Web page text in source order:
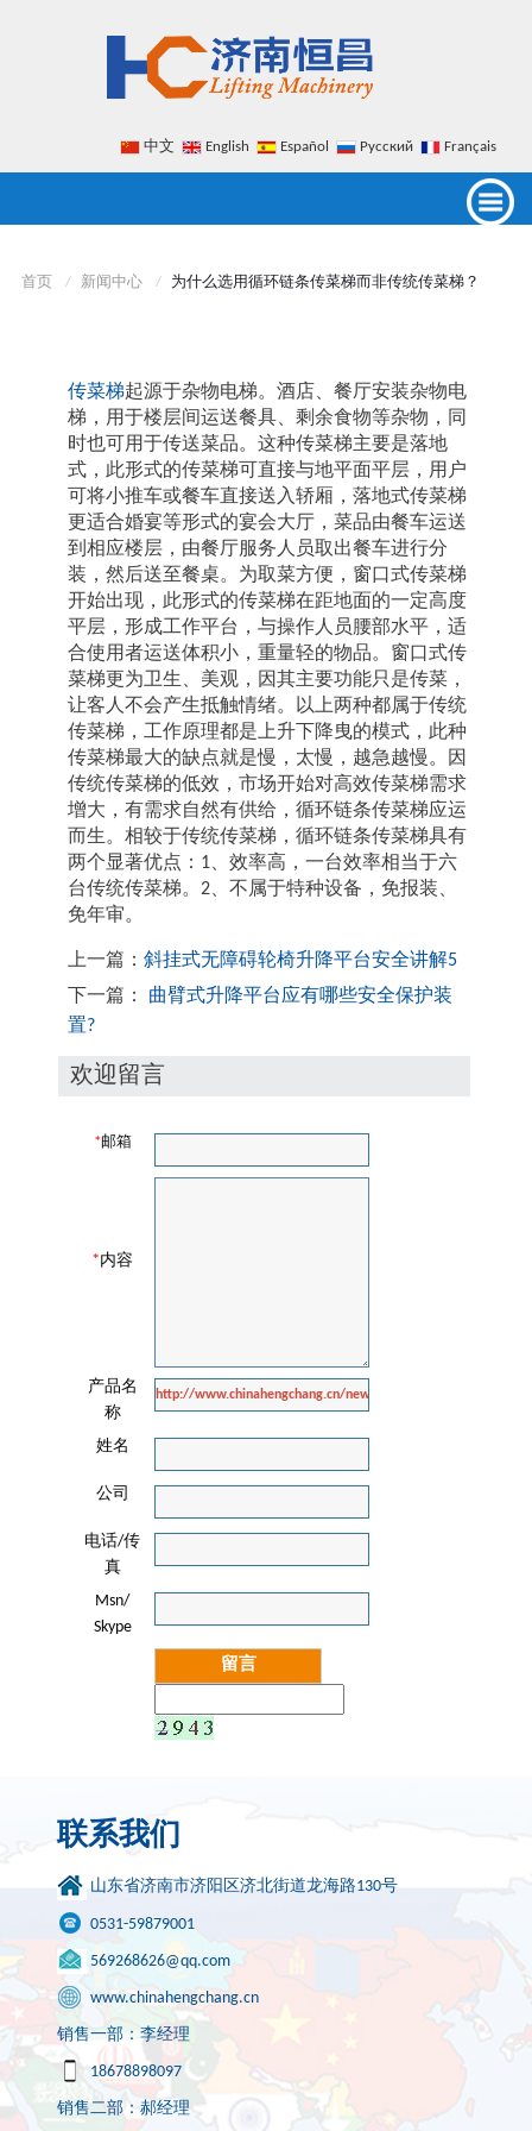
中文 English Español Русский Français
首页 新闻中心 为什么选用循环链条传菜梯而非传统传菜梯？
传菜梯起源于杂物电梯。酒店、餐厅安装杂物电
梯，用于楼层间运送餐具、剩余食物等杂物，同
时也可用于传送菜品。这种传菜梯主要是落地
式，此形式的传菜梯可直接与地平面平层，用户
可将小推车或餐车直接送入轿厢，落地式传菜梯
更适合婚宴等形式的宴会大厅，菜品由餐车运送
到相应楼层，由餐厅服务人员取出餐车进行分
装，然后送至餐桌。为取菜方便，窗口式传菜梯
开始出现，此形式的传菜梯在距地面的一定高度
平层，形成工作平台，与操作人员腰部水平，适
合使用者运送体积小，重量轻的物品。窗口式传
菜梯更为卫生、美观，因其主要功能只是传菜，
让客人不会产生抵触情绪。以上两种都属于传统
传菜梯，工作原理都是上升下降曳的模式，此种
传菜梯最大的缺点就是慢，太慢，越急越慢。因
传统传菜梯的低效，市场开始对高效传菜梯需求
增大，有需求自然有供给，循环链条传菜梯应运
而生。相较于传统传菜梯，循环链条传菜梯具有
两个显著优点：1、效率高，一台效率相当于六
台传统传菜梯。2、不属于特种设备，免报装、
免年审。
上一篇： 斜挂式无障碍轮椅升降平台安全讲解5
下一篇： 曲臂式升降平台应有哪些安全保护装
置?
欢迎留言
*邮箱
*内容
产品名
称
姓名
公司
电话/传
真
Msn/
Skype
联系我们
山东省济南市济阳区济北街道龙海路130号
0531-59879001
569268626@qq.com
www.chinahengchang.cn
销售一部：李经理
18678898097
销售二部：郝经理